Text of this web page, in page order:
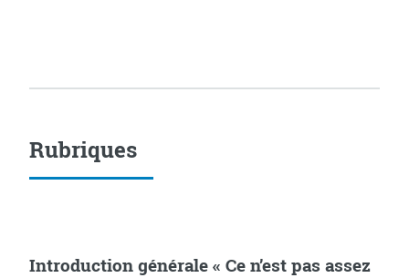
Rubriques
Introduction générale « Ce n’est pas assez